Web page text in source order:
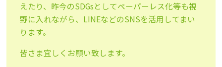
えたり、昨今のSDGsとしてペーパーレス化等も視
野に入れながら、LINEなどのSNSを活用してまい
ります。
皆さま宜しくお願い致します。